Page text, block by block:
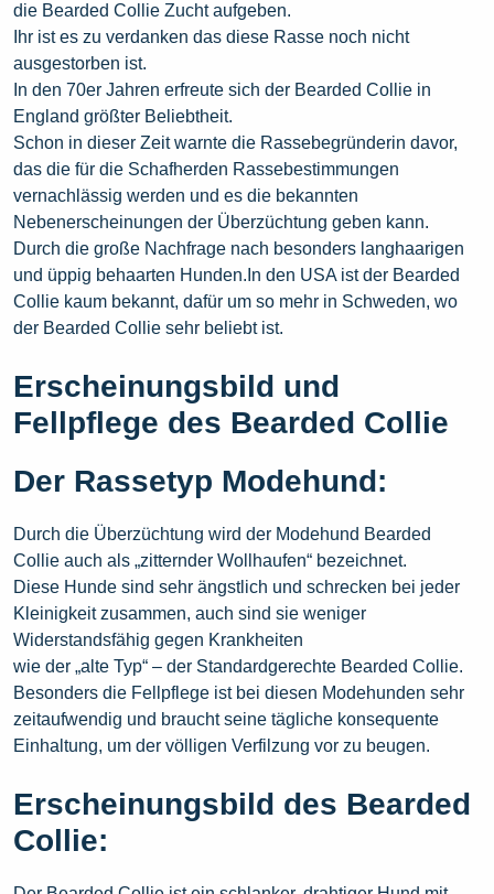
die Bearded Collie Zucht aufgeben.
Ihr ist es zu verdanken das diese Rasse noch nicht
ausgestorben ist.
In den 70er Jahren erfreute sich der Bearded Collie in
England größter Beliebtheit.
Schon in dieser Zeit warnte die Rassebegründerin davor,
das die für die Schafherden Rassebestimmungen
vernachlässig werden und es die bekannten
Nebenerscheinungen der Überzüchtung geben kann.
Durch die große Nachfrage nach besonders langhaarigen
und üppig behaarten Hunden.In den USA ist der Bearded
Collie kaum bekannt, dafür um so mehr in Schweden, wo
der Bearded Collie sehr beliebt ist.
Erscheinungsbild und
Fellpflege des Bearded Collie
Der Rassetyp Modehund:
Durch die Überzüchtung wird der Modehund Bearded
Collie auch als „zitternder Wollhaufen“ bezeichnet.
Diese Hunde sind sehr ängstlich und schrecken bei jeder
Kleinigkeit zusammen, auch sind sie weniger
Widerstandsfähig gegen Krankheiten
wie der „alte Typ“ – der Standardgerechte Bearded Collie.
Besonders die Fellpflege ist bei diesen Modehunden sehr
zeitaufwendig und braucht seine tägliche konsequente
Einhaltung, um der völligen Verfilzung vor zu beugen.
Erscheinungsbild des Bearded
Collie: